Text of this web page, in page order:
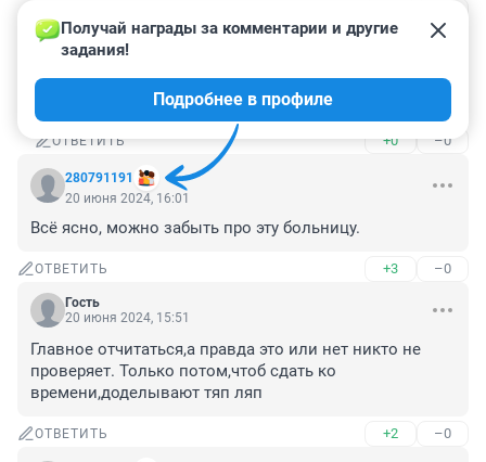
Гость
Потому что Трутнев
ОТВЕТИТЬ +0 –0
280791191
Получай награды за комментарии и другие
задания!
Подробнее в профиле
20 июня 2024, 16:01
Всё ясно, можно забыть про эту больницу.
ОТВЕТИТЬ +3 –0
Гость
20 июня 2024, 15:51
Главное отчитаться,а правда это или нет никто не
проверяет. Только потом,чтоб сдать ко
времени,доделывают тяп ляп
ОТВЕТИТЬ +2 –0